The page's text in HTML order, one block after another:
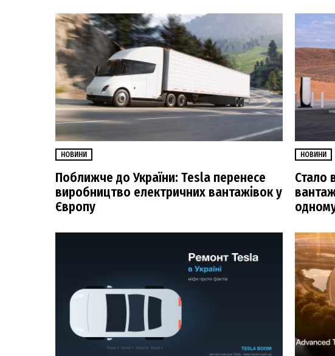
НОВИНИ
Поближче до України: Tesla перенесе
виробництво електричних вантажівок у
Європу
НОВИНИ
Стало